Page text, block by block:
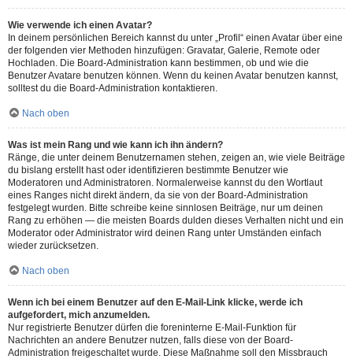
Wie verwende ich einen Avatar?
In deinem persönlichen Bereich kannst du unter „Profil“ einen Avatar über eine
der folgenden vier Methoden hinzufügen: Gravatar, Galerie, Remote oder
Hochladen. Die Board-Administration kann bestimmen, ob und wie die
Benutzer Avatare benutzen können. Wenn du keinen Avatar benutzen kannst,
solltest du die Board-Administration kontaktieren.
Nach oben
Was ist mein Rang und wie kann ich ihn ändern?
Ränge, die unter deinem Benutzernamen stehen, zeigen an, wie viele Beiträge
du bislang erstellt hast oder identifizieren bestimmte Benutzer wie
Moderatoren und Administratoren. Normalerweise kannst du den Wortlaut
eines Ranges nicht direkt ändern, da sie von der Board-Administration
festgelegt wurden. Bitte schreibe keine sinnlosen Beiträge, nur um deinen
Rang zu erhöhen — die meisten Boards dulden dieses Verhalten nicht und ein
Moderator oder Administrator wird deinen Rang unter Umständen einfach
wieder zurücksetzen.
Nach oben
Wenn ich bei einem Benutzer auf den E-Mail-Link klicke, werde ich
aufgefordert, mich anzumelden.
Nur registrierte Benutzer dürfen die foreninterne E-Mail-Funktion für
Nachrichten an andere Benutzer nutzen, falls diese von der Board-
Administration freigeschaltet wurde. Diese Maßnahme soll den Missbrauch